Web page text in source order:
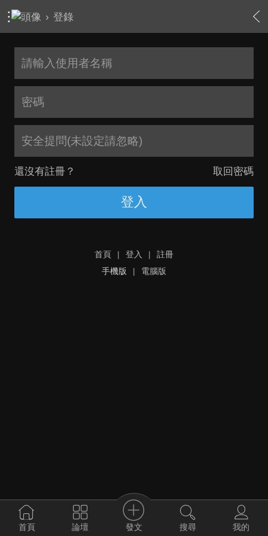
› 登錄
安全提問(未設定請忽略)
還沒有註冊？ 取回密碼
登入
首頁 | 登入 |
註冊
手機版
| 電腦版
首頁 論壇 發文 搜尋 我的